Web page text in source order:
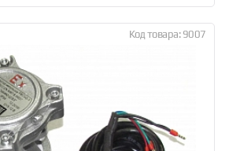
Код товара: 9007